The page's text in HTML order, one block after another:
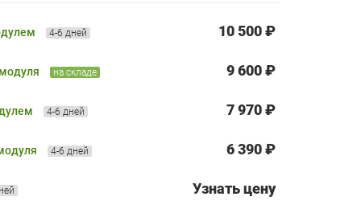
4-6 дней 10 500 ₽
на складе 9 600 ₽
4-6 дней 7 970 ₽
4-6 дней 6 390 ₽
Узнать цену